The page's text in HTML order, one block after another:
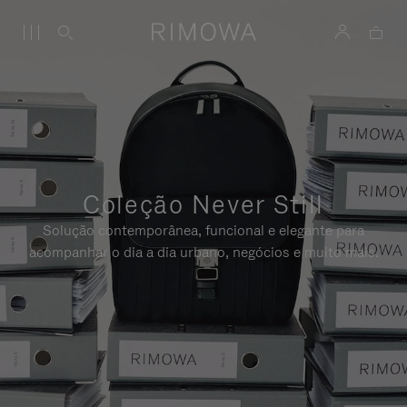
Coleção Never Still
Solução contemporânea, funcional e elegante para
acompanhar o dia a dia urbano, negócios e muito mais.